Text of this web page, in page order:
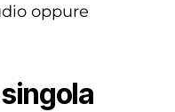
oppure